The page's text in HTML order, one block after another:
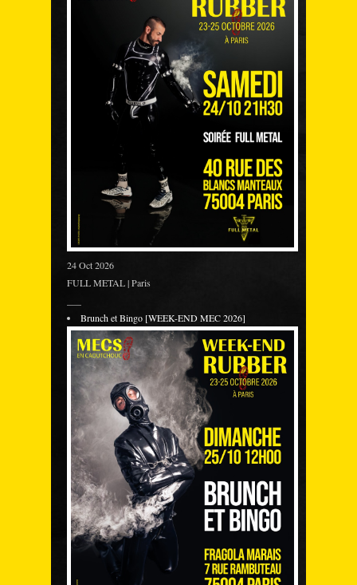
24 Oct 2026
FULL METAL | Paris
Brunch et Bingo [WEEK-END MEC 2026]